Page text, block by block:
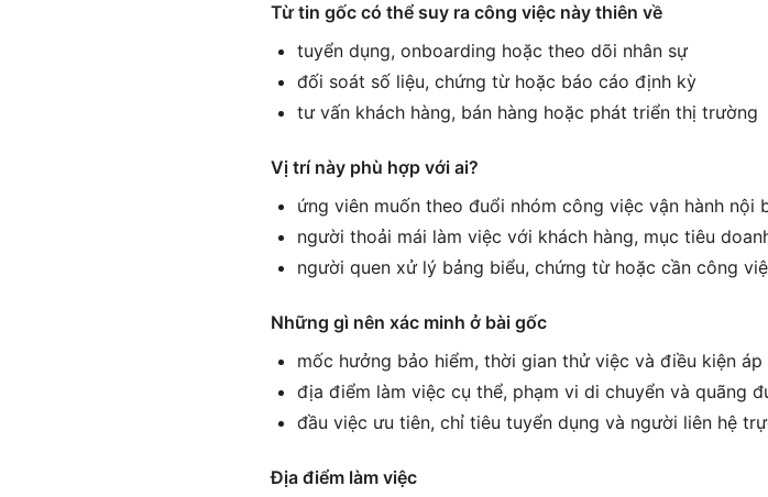
Từ tin gốc có thể suy ra công việc này thiên về
tuyển dụng, onboarding hoặc theo dõi nhân sự
đối soát số liệu, chứng từ hoặc báo cáo định kỳ
tư vấn khách hàng, bán hàng hoặc phát triển thị trường
Vị trí này phù hợp với ai?
ứng viên muốn theo đuổi nhóm công việc vận hành
người thoải mái làm việc với khách hàng, mục tiêu
người quen xử lý bảng biểu, chứng từ hoặc cần công
Những gì nên xác minh ở bài gốc
mốc hưởng bảo hiểm, thời gian thử việc và điều kiện
địa điểm làm việc cụ thể, phạm vi di chuyển và quãng
đầu việc ưu tiên, chỉ tiêu tuyển dụng và người liên hệ
Địa điểm làm việc